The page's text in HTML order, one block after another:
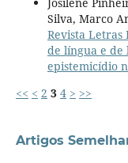
Silva, Marco
Revista Letras
de língua e
epistemicídio
<< < 2 3 4 > >>
Artigos